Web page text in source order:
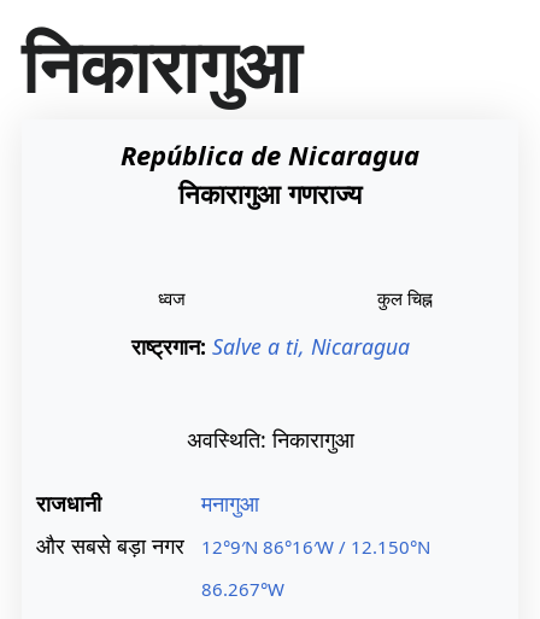
म
ग्री
प
निकारागुआ
República de Nicaragua
निकारागुआ गणराज्य
ध्वज कुल चिह्न
राष्ट्रगान: Salve a ti, Nicaragua
अवस्थिति: निकारागुआ
राजधानी
और सबसे बड़ा नगर
मनागुआ
12°9′N 86°16′W / 12.150°N
86.267°W